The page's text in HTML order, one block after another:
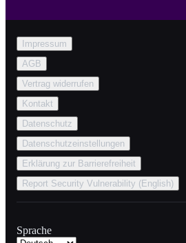
Impressum
AGB
Vertrag widerrufen
Kontakt
Datenschutz
Datenschutzeinstellungen
Erklärung zur Barrierefreiheit
Report Security Vulnerability (English)
Sprache